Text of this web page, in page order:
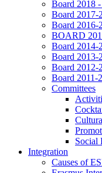
Board 2018
Board 2017-
Board 2016-
BOARD
Board 2014-
Board 2013-
Board 2012-
Board 2011-
Committees
Social
Integration
Causes of